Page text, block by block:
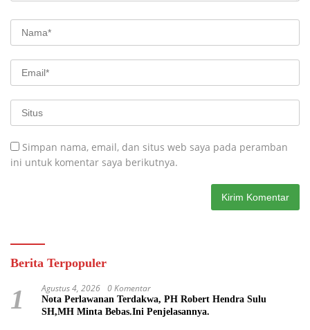
Simpan nama, email, dan situs web saya pada peramban
ini untuk komentar saya berikutnya.
Berita Terpopuler
1 Agustus 4, 2026 0 Komentar
Nota Perlawanan Terdakwa, PH Robert Hendra Sulu
SH,MH Minta Bebas.Ini Penjelasannya.